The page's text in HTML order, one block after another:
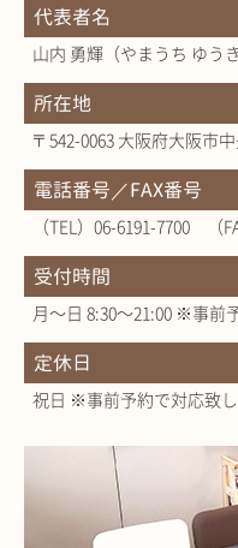
代表者名
山内 勇輝（やまうち ゆうき
所在地
〒542-0063 大阪府大阪市
電話番号／FAX番号
（TEL）06-6191-7700 （
受付時間
月～日 8:30～21:00 ※事前
定休日
祝日 ※事前予約で対応致し